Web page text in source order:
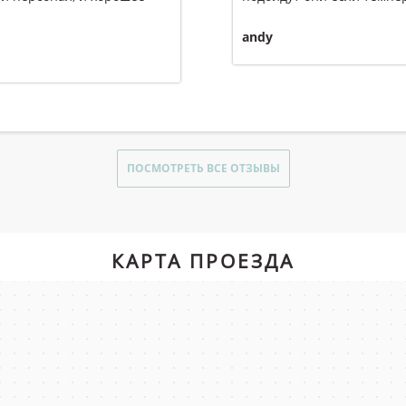
ПОСМОТРЕТЬ ВСЕ ОТЗЫВЫ
КАРТА ПРОЕЗДА